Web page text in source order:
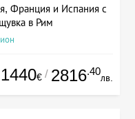
Франция и Испания с
в Рим
1440€ / 2816.40
лв.